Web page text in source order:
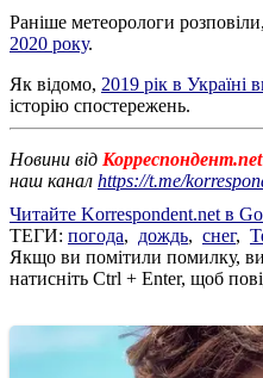
Раніше метеорологи розповіли,
2020 року.
Як відомо, 2019 рік в Україні
історію спостережень.
Новини від Корреспондент.net
наш канал https://t.me/
Читайте Korrespondent.net в
ТЕГИ: погода, дождь, снег,
Якщо ви помітили помилку,
натисніть Ctrl + Enter, щоб